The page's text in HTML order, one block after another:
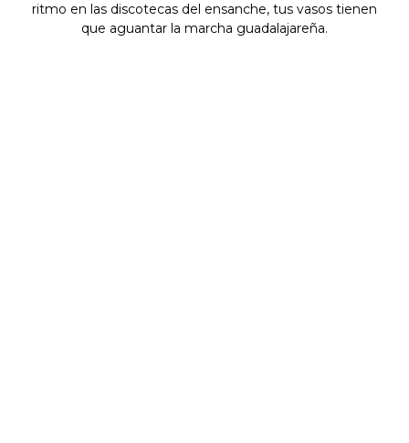
ritmo en las discotecas del ensanche, tus vasos tienen
que aguantar la marcha guadalajareña.